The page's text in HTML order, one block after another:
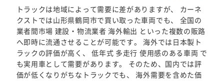
トラックは地域によって需要に差がありますが、 カーネ
クストでは山形県鶴岡市で買い取った車両でも、 全国の
業者間市場 建設・物流業者 海外輸出 といった複数の販路
へ即時に流通させることが可能です。 海外では日本製ト
ラックの評価が高く、 低年式 多走行 使用感のある車両 で
も実用車として需要があります。 そのため、国内では評
価が低くなりがちなトラックでも、 海外需要を含めた価